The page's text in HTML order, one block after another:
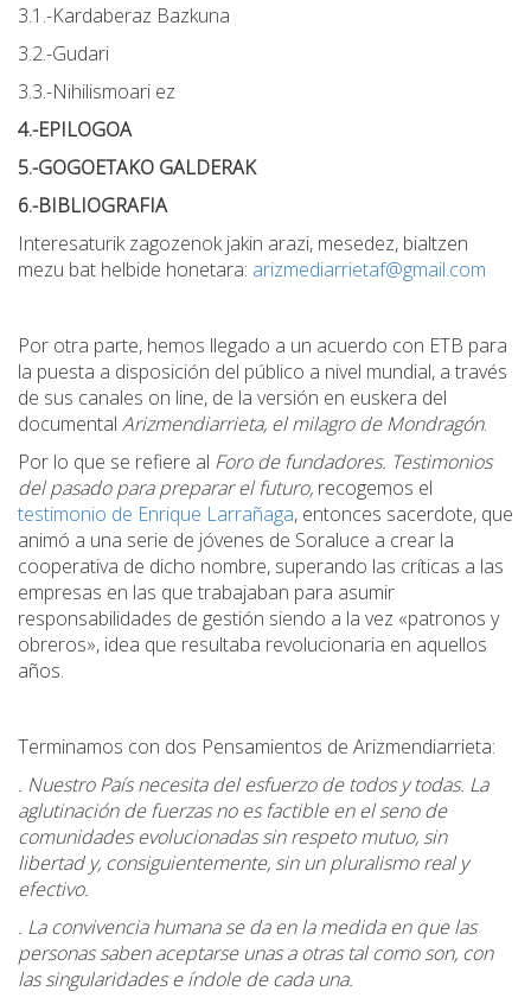
3.1.-Kardaberaz Bazkuna
3.2.-Gudari
3.3.-Nihilismoari ez
4.-EPILOGOA
5.-GOGOETAKO GALDERAK
6.-BIBLIOGRAFIA
Interesaturik zagozenok jakin arazi, mesedez, bialtzen
mezu bat helbide honetara: arizmediarrietaf@gmail.com
Por otra parte, hemos llegado a un acuerdo con ETB para
la puesta a disposición del público a nivel mundial, a través
de sus canales on line, de la versión en euskera del
documental Arizmendiarrieta, el milagro de Mondragón.
Por lo que se refiere al Foro de fundadores. Testimonios
del pasado para preparar el futuro, recogemos el
testimonio de Enrique Larrañaga, entonces sacerdote, que
animó a una serie de jóvenes de Soraluce a crear la
cooperativa de dicho nombre, superando las críticas a las
empresas en las que trabajaban para asumir
responsabilidades de gestión siendo a la vez «patronos y
obreros», idea que resultaba revolucionaria en aquellos
años.
Terminamos con dos Pensamientos de Arizmendiarrieta:
. Nuestro País necesita del esfuerzo de todos y todas. La
aglutinación de fuerzas no es factible en el seno de
comunidades evolucionadas sin respeto mutuo, sin
libertad y, consiguientemente, sin un pluralismo real y
efectivo.
. La convivencia humana se da en la medida en que las
personas saben aceptarse unas a otras tal como son, con
las singularidades e índole de cada una.